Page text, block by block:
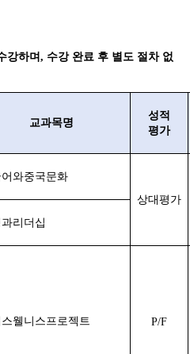
강하며, 수강 완료 후 별도 절차 없
교과목명
성적
평가
어와중국문화
상대평가
리더십
웰니스프로젝트 P/F